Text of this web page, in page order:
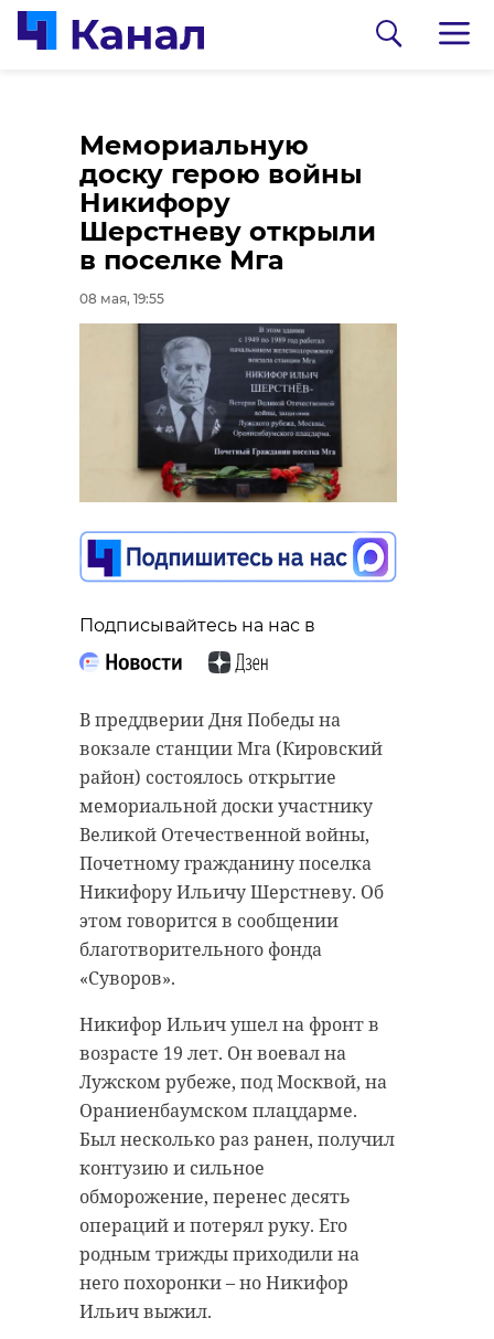
Мемориальную
доску герою войны
Никифору
Шерстневу открыли
в поселке Мга
08 мая, 19:55
Подписывайтесь на нас в
В преддверии Дня Победы на
вокзале станции Мга (Кировский
район) состоялось открытие
мемориальной доски участнику
Великой Отечественной войны,
Почетному гражданину поселка
Никифору Ильичу Шерстневу. Об
этом говорится в сообщении
благотворительного фонда
«Суворов».
Никифор Ильич ушел на фронт в
возрасте 19 лет. Он воевал на
Лужском рубеже, под Москвой, на
Ораниенбаумском плацдарме.
Был несколько раз ранен, получил
контузию и сильное
обморожение, перенес десять
операций и потерял руку. Его
родным трижды приходили на
него похоронки – но Никифор
Ильич выжил.
Фоторепортаж: как
прошел мотопробег
"Мы помним" по
Дороге жизни
накануне Дня
Победы
08 мая, 18:36
Подписывайтесь на нас в
Памятный мотопробег "Мы
помним", посвященный 81-й
годовщине Победы в Великой
Отечественной войне, состоялся в
Ленинградской области в пятницу,
8 мая. Как прошло мероприятие –
в фоторепортаже 47канала.
Участниками мотопробега стали
сотни байкеров, а также
представители власти,ветераны,
блокадники, участники
специальной военной операции и
молодежь. Также на мероприятии
присутствовал глава 47 региона
Александр Дрозденко.
Утром участники возложили
цветы на Пискаревском
мемориальном кладбище и
почтили память погибших в годы
войны. После чего колонна
Барсук после зимней
спячки вернулся к
беременной подруге
08 мая, 18:35
После долгой зимней спячки в
Приозерском районе Ленобласти
вновь встретилась семья
барсуков. Самец впервые за
несколько месяцев появился у
норы, где его уже ждала самка.
Ранее фотоловушка
зафиксировала, как барсучиха
обустраивала жилище и таскала в
нору листья папоротника для
подстилки. По словам биолога и
автора канала «Каждой твари по
паре» Павла Глазкова, самка,
вероятно, готовится к появлению
потомства и особенно нуждается в
помощи партнёра.
Первая встреча пары получилась
забавной: после приветствия